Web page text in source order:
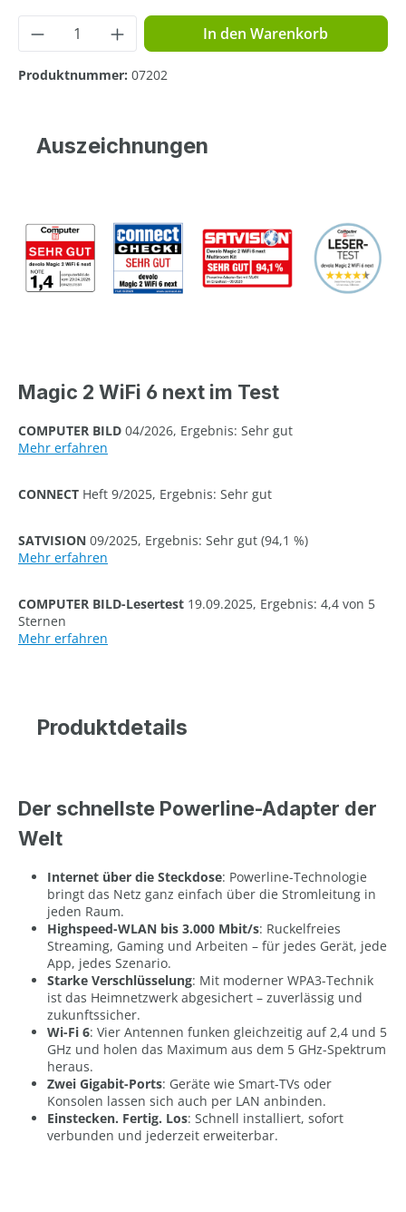
Produkt Anzahl: Gib den gewünschten
In den Warenkorb
Produktnummer: 07202
Auszeichnungen
Magic 2 WiFi 6 next im Test
COMPUTER BILD 04/2026, Ergebnis: Sehr gut
Mehr erfahren
CONNECT Heft 9/2025, Ergebnis: Sehr gut
SATVISION 09/2025, Ergebnis: Sehr gut (94,1 %)
Mehr erfahren
COMPUTER BILD-Lesertest 19.09.2025, Ergebnis: 4,4 von 5
Sternen
Mehr erfahren
Produktdetails
Der schnellste Powerline-Adapter der
Welt
Internet über die Steckdose: Powerline-Technologie
bringt das Netz ganz einfach über die Stromleitung in
jeden Raum.
Highspeed-WLAN bis 3.000 Mbit/s: Ruckelfreies
Streaming, Gaming und Arbeiten – für jedes Gerät, jede
App, jedes Szenario.
Starke Verschlüsselung: Mit moderner WPA3-Technik
ist das Heimnetzwerk abgesichert – zuverlässig und
zukunftssicher.
Wi-Fi 6: Vier Antennen funken gleichzeitig auf 2,4 und 5
GHz und holen das Maximum aus dem 5 GHz-Spektrum
heraus.
Zwei Gigabit-Ports: Geräte wie Smart-TVs oder
Konsolen lassen sich auch per LAN anbinden.
Einstecken. Fertig. Los: Schnell installiert, sofort
verbunden und jederzeit erweiterbar.